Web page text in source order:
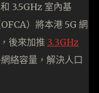
3.5GHz 室內基
）將本港 5G 網
，後來加推 3.3GHz
網絡容量，解決人口